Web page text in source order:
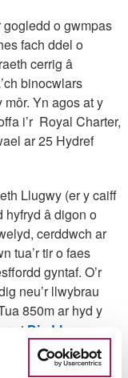
gogledd o gwmpas
fach ddel o
cerrig â
binocwlars
Yn agos at y
i’r Royal Charter,
ar 25 Hydref
Llugwy (er y caiff
hyfryd â digon o
cerddwch ar
tua’r tir o faes
gyntaf. O’r
neu’r llwybrau
850m ar hyd y
at Din Llugwy
a gafodd ei
sy’n werth ei